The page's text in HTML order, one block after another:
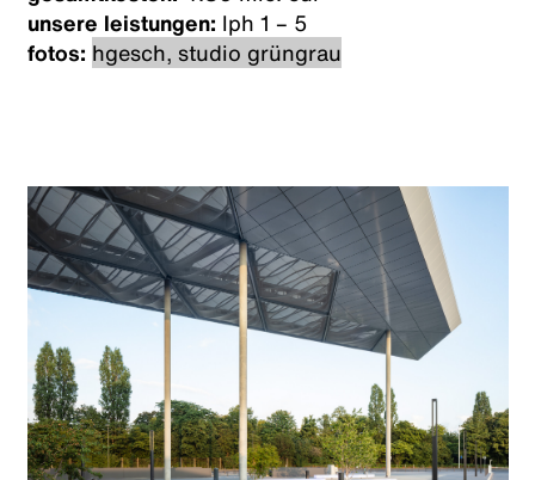
unsere leistungen: lph 1 – 5
fotos: hgesch, studio grüngrau